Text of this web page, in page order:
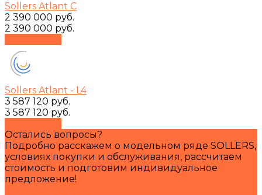
Sollers Atlant С
2 390 000 руб.
2 390 000 руб.
Sollers Atlant - L4
3 587 120 руб.
3 587 120 руб.
Остались вопросы?
Подробно расскажем о модельном ряде SOLLERS,
условиях покупки и обслуживания, рассчитаем
стоимость и подготовим индивидуальное
предложение!